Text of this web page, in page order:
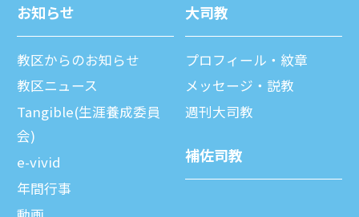
お知らせ
教区からのお知らせ
教区ニュース
Tangible(生涯養成委員
会)
e-vivid
年間⾏事
⼤司教
プロフィール・紋章
メッセージ・説教
週刊⼤司教
補佐司教